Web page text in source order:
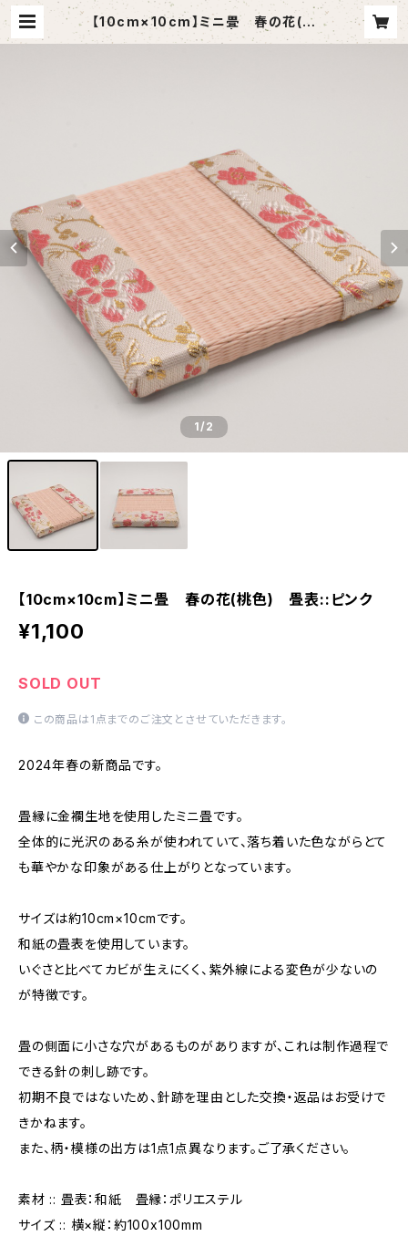
【10cm×10cm】ミニ畳 春の花(桃
色) 畳表::ピンク | 丸ゆ商会
1/2
【10cm×10cm】ミニ畳 春の花(桃色) 畳表::ピンク
¥1,100
SOLD OUT
この商品は1点までのご注文とさせていただきます。
2024年春の新商品です。
畳縁に金襴生地を使用したミニ畳です。
全体的に光沢のある糸が使われていて、落ち着いた色ながらとて
も華やかな印象がある仕上がりとなっています。
サイズは約10cm×10cmです。
和紙の畳表を使用しています。
いぐさと比べてカビが生えにくく、紫外線による変色が少ないの
が特徴です。
畳の側面に小さな穴があるものがありますが、これは制作過程で
できる針の刺し跡です。
初期不良ではないため、針跡を理由とした交換・返品はお受けで
きかねます。
また、柄・模様の出方は1点1点異なります。ご了承ください。
素材 :: 畳表：和紙 畳縁：ポリエステル
サイズ :: 横×縦：約100x100mm